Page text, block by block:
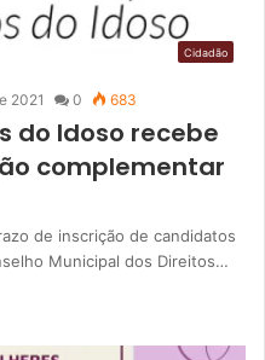
Cidadão
2021 0 683
do Idoso recebe
complementar
de inscrição de candidatos
Municipal dos Direitos…